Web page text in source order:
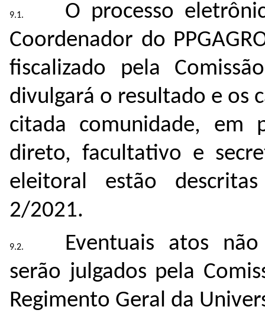
O processo
Coordenador do
fiscalizado pela
divulgará o resultado e os
citada comunidade, em
direto, facultativo e
eleitoral estão
2/2021.
Eventuais atos
serão julgados pela
Regimento Geral da